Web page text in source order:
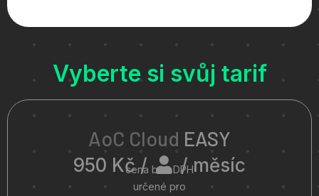
Vyberte si svůj tarif
AoC Cloud EASY
950 Kč / / měsíc
cena bez DPH
určené pro